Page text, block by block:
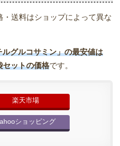
送料はショップによって異な
グルコサミン」の最安値は
セットの価格です。
楽天市場
ショッピング